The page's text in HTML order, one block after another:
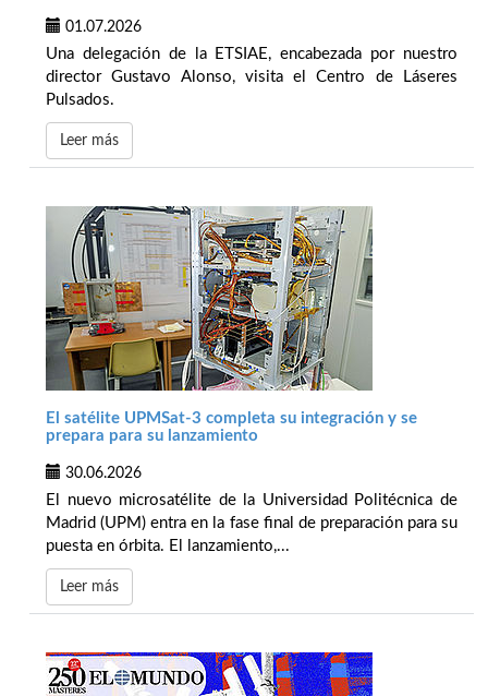
01.07.2026
Una delegación de la ETSIAE, encabezada por nuestro
director Gustavo Alonso, visita el Centro de Láseres
Pulsados.
Leer más
El satélite UPMSat-3 completa su integración y se
prepara para su lanzamiento
30.06.2026
El nuevo microsatélite de la Universidad Politécnica de
Madrid (UPM) entra en la fase final de preparación para su
puesta en órbita. El lanzamiento,...
Leer más